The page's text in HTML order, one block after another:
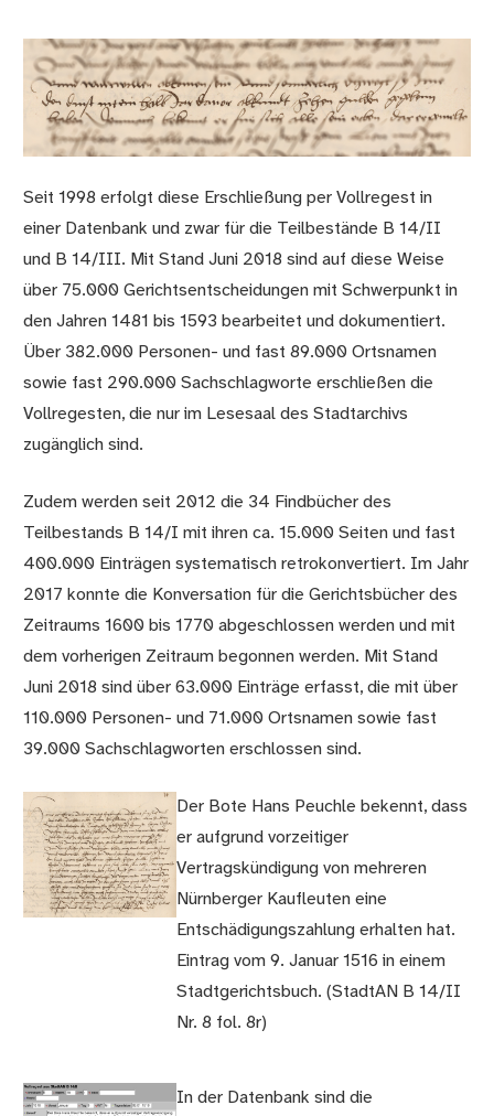
Seit 1998 erfolgt diese Erschließung per Vollregest in
einer Datenbank und zwar für die Teilbestände B 14/II
und B 14/III. Mit Stand Juni 2018 sind auf diese Weise
über 75.000 Gerichtsentscheidungen mit Schwerpunkt in
den Jahren 1481 bis 1593 bearbeitet und dokumentiert.
Über 382.000 Personen- und fast 89.000 Ortsnamen
sowie fast 290.000 Sachschlagworte erschließen die
Vollregesten, die nur im Lesesaal des Stadtarchivs
zugänglich sind.
Zudem werden seit 2012 die 34 Findbücher des
Teilbestands B 14/I mit ihren ca. 15.000 Seiten und fast
400.000 Einträgen systematisch retrokonvertiert. Im Jahr
2017 konnte die Konversation für die Gerichtsbücher des
Zeitraums 1600 bis 1770 abgeschlossen werden und mit
dem vorherigen Zeitraum begonnen werden. Mit Stand
Juni 2018 sind über 63.000 Einträge erfasst, die mit über
110.000 Personen- und 71.000 Ortsnamen sowie fast
39.000 Sachschlagworten erschlossen sind.
Der Bote Hans Peuchle bekennt, dass
er aufgrund vorzeitiger
Vertragskündigung von mehreren
Nürnberger Kaufleuten eine
Entschädigungszahlung erhalten hat.
Eintrag vom 9. Januar 1516 in einem
Stadtgerichtsbuch. (StadtAN B 14/II
Nr. 8 fol. 8r)
In der Datenbank sind die